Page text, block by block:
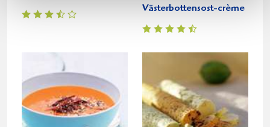
Västerbottensost-crème